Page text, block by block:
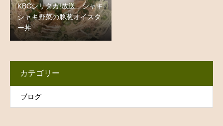
KBCシリタカ!放送 シャキ
シャキ野菜の豚葱オイスタ
ー丼
カテゴリー
ブログ